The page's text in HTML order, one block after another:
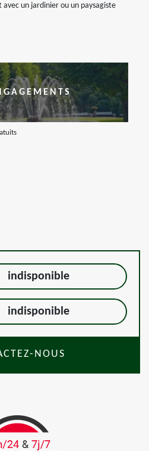
un jardinier ou un paysagiste
indisponible
indisponible
NOUS